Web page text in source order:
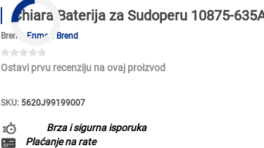
Chiara Baterija za Sudoperu 10875-
Brend: Enmon Brend
Ostavi prvu recenziju na ovaj proizvod
SKU: 5620J99199007
Brza i sigurna isporuka
Plaćanje na rate